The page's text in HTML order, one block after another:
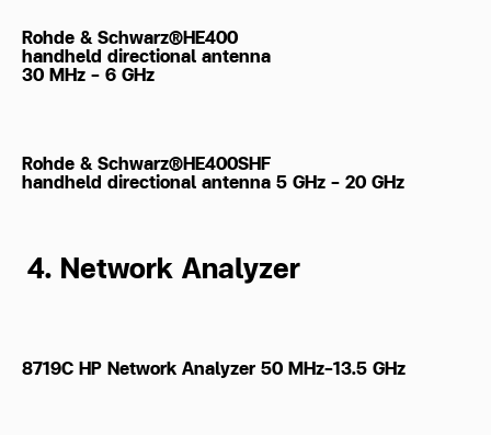
Rohde & Schwarz®HE400
handheld directional antenna
30 MHz - 6 GHz
Rohde & Schwarz®HE400SHF
handheld directional antenna 5 GHz - 20 GHz
4. Network Analyzer
8719C HP Network Analyzer 50 MHz-13.5 GHz